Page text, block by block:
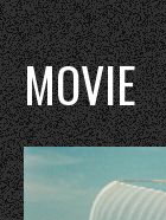
MOVIE